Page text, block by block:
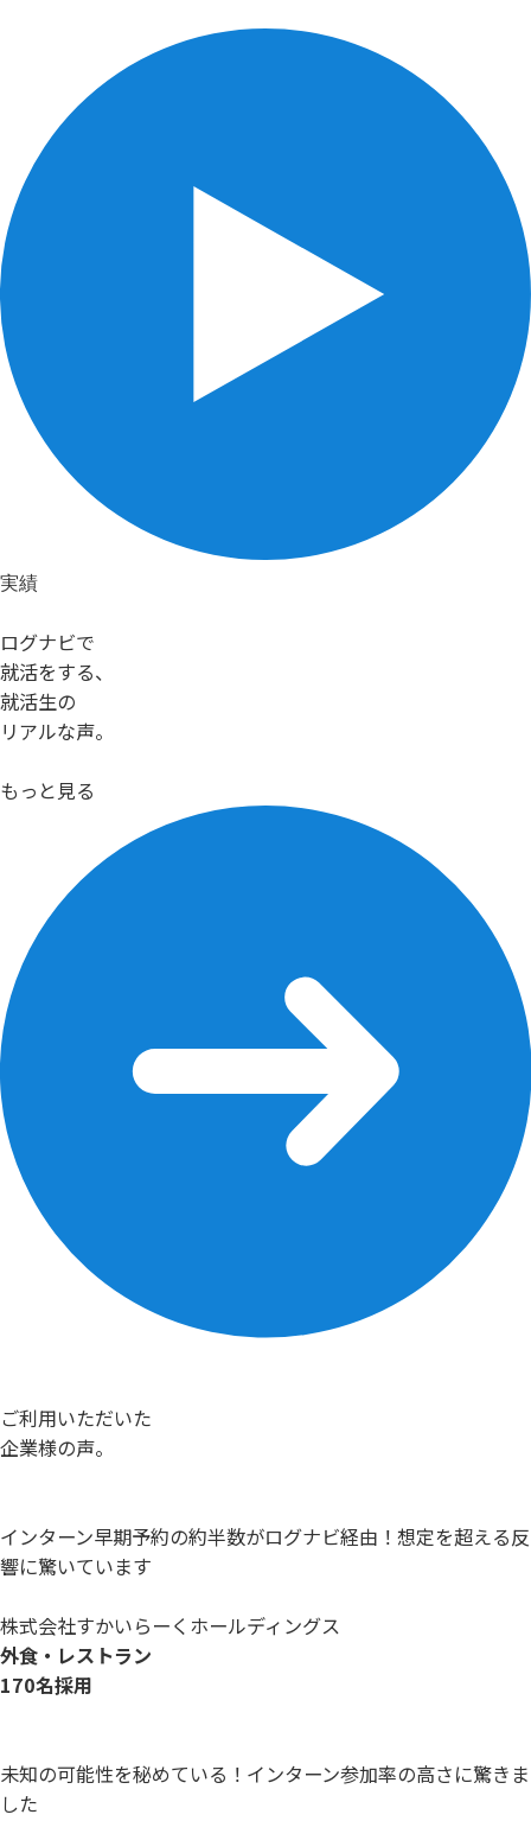
実績
ログナビで
就活をする、
就活生の
リアルな声。
もっと見る
ご利用いただいた
企業様の声。
インターン早期予約の約半数がログナビ経由！想定を超える反
響に驚いています
株式会社すかいらーくホールディングス
外食・レストラン
170名採用
未知の可能性を秘めている！インターン参加率の高さに驚きま
した